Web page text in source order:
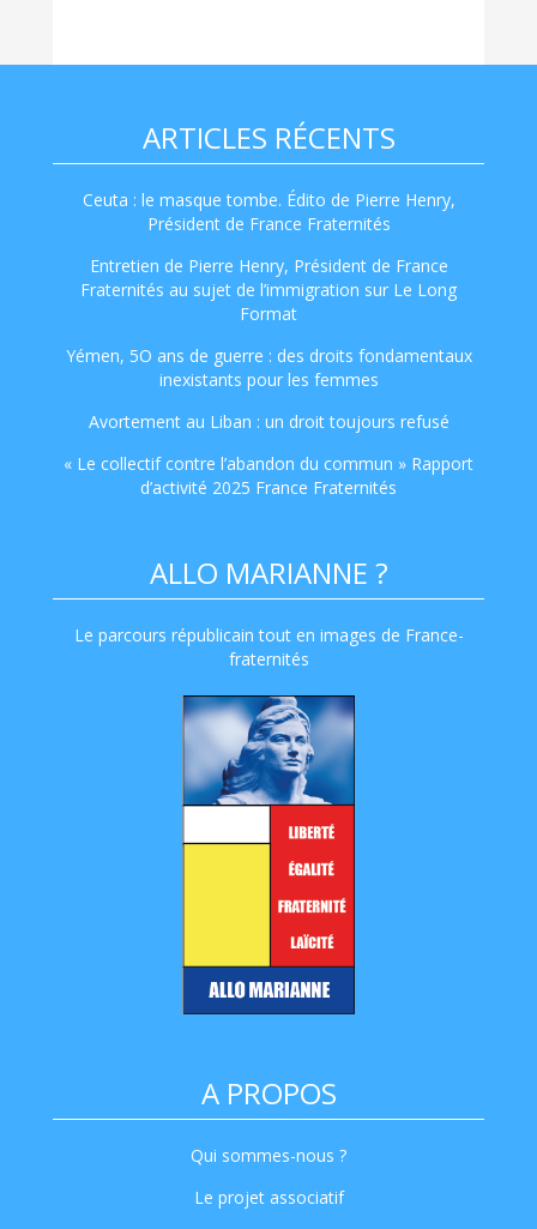
ARTICLES RÉCENTS
Ceuta : le masque tombe. Édito de Pierre Henry,
Président de France Fraternités
Entretien de Pierre Henry, Président de France
Fraternités au sujet de l’immigration sur Le Long
Format
Yémen, 5O ans de guerre : des droits fondamentaux
inexistants pour les femmes
Avortement au Liban : un droit toujours refusé
« Le collectif contre l’abandon du commun » Rapport
d’activité 2025 France Fraternités
ALLO MARIANNE ?
Le parcours républicain tout en images de France-
fraternités
A PROPOS
Qui sommes-nous ?
Le projet associatif